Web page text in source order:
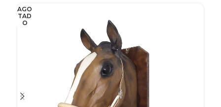
AGO
TAD
O